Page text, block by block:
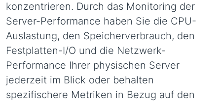
konzentrieren. Durch das Monitoring der
Server-Performance haben Sie die CPU-
Auslastung, den Speicherverbrauch, den
Festplatten-I/O und die Netzwerk-
Performance Ihrer physischen Server
jederzeit im Blick oder behalten
spezifischere Metriken in Bezug auf den